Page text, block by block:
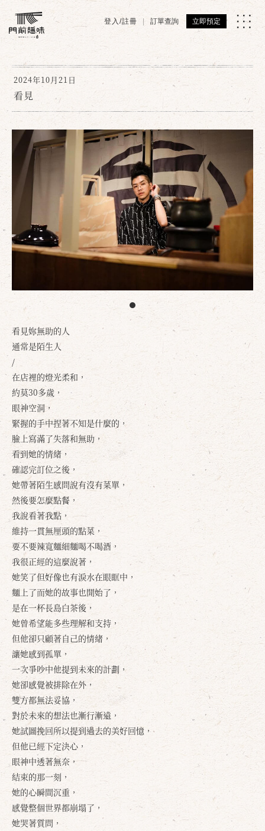
登入/註冊 訂單查詢 立即預定
2024年10月21日
看見
看見妳無助的人
通常是陌生人
/
在店裡的燈光柔和，
約莫30多歲，
眼神空洞，
緊握的手中捏著不知是什麼的，
臉上寫滿了失落和無助，
看到她的情緒，
確認完訂位之後，
她帶著陌生感問說有沒有菜單，
然後要怎麼點餐，
我說看著我點，
維持一貫無厘頭的點菜，
要不要辣寬麵細麵喝不喝酒，
我很正經的這麼說著，
她笑了但好像也有淚水在眼眶中，
麵上了而她的故事也開始了，
是在一杯長島白茶後，
她曾希望能多些理解和支持，
但他卻只顧著自己的情緒，
讓她感到孤單，
一次爭吵中他提到未來的計劃，
她卻感覺被排除在外，
雙方都無法妥協，
對於未來的想法也漸行漸遠，
她試圖挽回所以提到過去的美好回憶，
但他已經下定決心，
眼神中透著無奈，
結束的那一刻，
她的心瞬間沉重，
感覺整個世界都崩塌了，
她哭著質問，